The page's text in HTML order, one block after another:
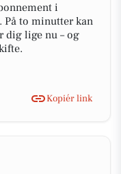
i
På to minutter kan
dig lige nu – og
Kopiér link